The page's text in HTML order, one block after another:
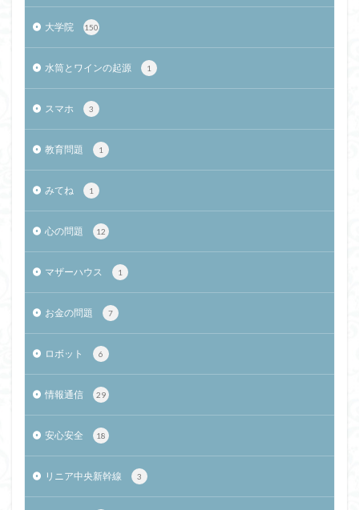
大学院 150
水筒とワインの起源 1
スマホ 3
教育問題 1
みてね 1
心の問題 12
マザーハウス 1
お金の問題 7
ロボット 6
情報通信 29
安心安全 18
リニア中央新幹線 3